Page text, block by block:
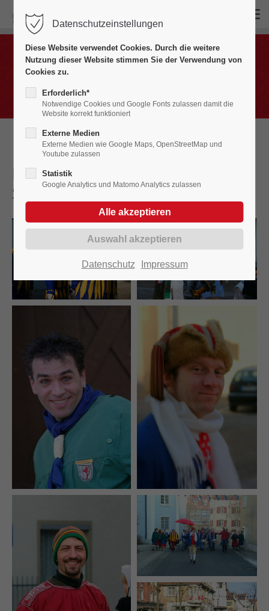
Login
Benutzername
Anmelden
Register|Lost your password?
Support
Lorem ipsum dolor sit amet:
24h / 365days
We offer support for our customers
Mon - Fri 8:00am - 5:00pm
(GMT +1)
Get in touch
Cybersteel Inc.
376-293 City Road, Suite 600
San Francisco, CA 94102
Have any questions?
+44 1234 567 890
Drop us a line
info@yourdomain.com
Bildergalerien
Kindergarten- und
Schülerbefreiung2003
Datenschutzeinstellungen
Diese Website verwendet Cookies. Durch die weitere
Nutzung dieser Website stimmen Sie der Verwendung von
Cookies zu.
Erforderlich*
Notwendige Cookies und Google Fonts zulassen damit die
Website korrekt funktioniert
Externe Medien
Externe Medien wie Google Maps, OpenStreetMap und
Youtube zulassen
Statistik
Google Analytics und Matomo Analytics zulassen
Datenschutz Impressum